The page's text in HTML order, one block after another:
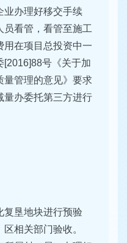
业办理好移交手续
员看管，看管至施工
用在项目总投资中一
[2016]88号《关于加
量管理的意见》要求
量办委托第三方进行
复垦地块进行预验
相关部门验收。